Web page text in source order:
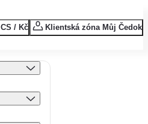
CS / Kč Klientská zóna Můj Čedok